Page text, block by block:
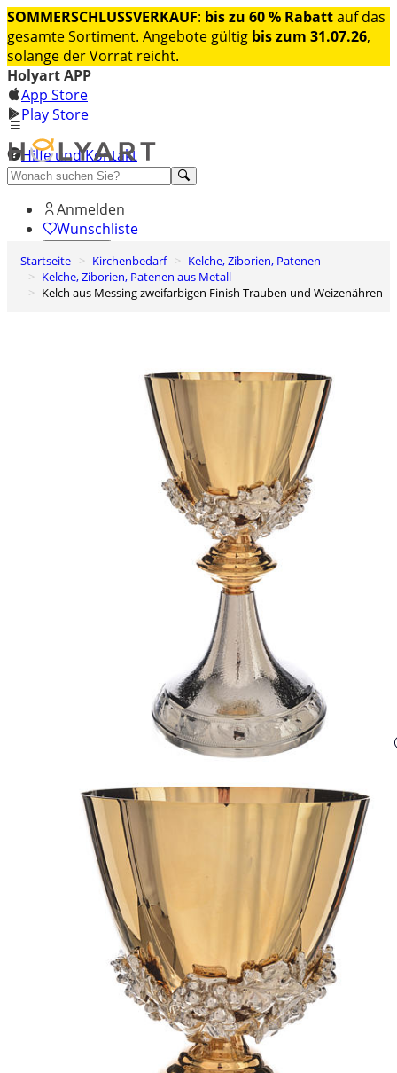
SOMMERSCHLUSSVERKAUF: bis zu 60 % Rabattauf das
gesamte Sortiment. Angebote gültig bis zum 31.07.26,
solange der Vorrat reicht.
Holyart APP
App Store
Play Store
Hilfe und Kontakt
Entdecken Sie Premium
Anmelden
Wunschliste
0
Warenkorb
Startseite Kirchenbedarf
Kelche, Ziborien, Patenen
Kelche, Ziborien, Patenen aus Metall
Kelch aus Messing zweifarbigen Finish Trauben und Weizenähren